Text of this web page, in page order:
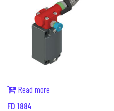
Read more
FD 1884